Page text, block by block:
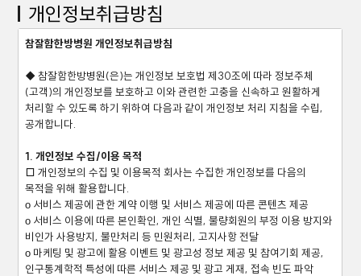
개인정보취급방침
참잘함한방병원 개인정보취급방침
◆ 참잘함한방병원(은)는 개인정보 보호법 제30조에 따라 정보주체
(고객)의 개인정보를 보호하고 이와 관련한 고충을 신속하고 원활하게
처리할 수 있도록 하기 위하여 다음과 같이 개인정보 처리 지침을 수립,
공개합니다.
1. 개인정보 수집/이용 목적
□ 개인정보의 수집 및 이용목적 회사는 수집한 개인정보를 다음의
목적을 위해 활용합니다.
ο 서비스 제공에 관한 계약 이행 및 서비스 제공에 따른 콘텐츠 제공
ο 서비스 이용에 따른 본인확인, 개인 식별, 불량회원의 부정 이용 방지와
비인가 사용방지, 불만처리 등 민원처리, 고지사항 전달
ο 마케팅 및 광고에 활용 이벤트 및 광고성 정보 제공 및 참여기회 제공,
인구통계학적 특성에 따른 서비스 제공 및 광고 게재, 접속 빈도 파악